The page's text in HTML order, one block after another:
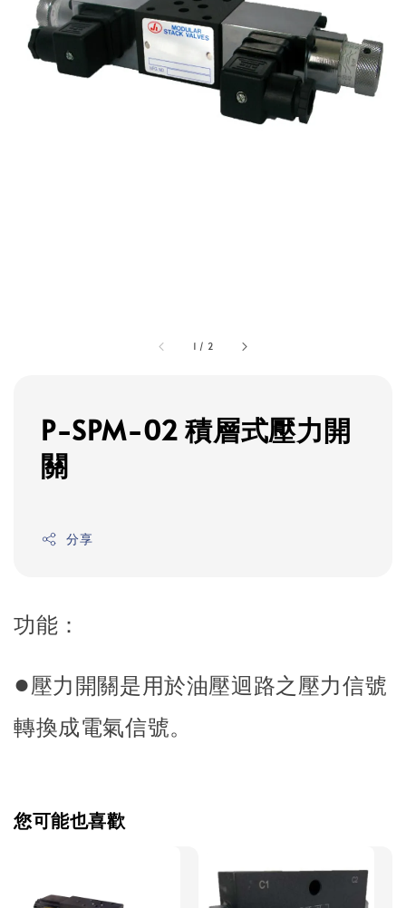
1 / 2
P-SPM-02 積層式壓力開
關
分享
功能：
●壓力開關是用於油壓迴路之壓力信號
轉換成電氣信號。
您可能也喜歡